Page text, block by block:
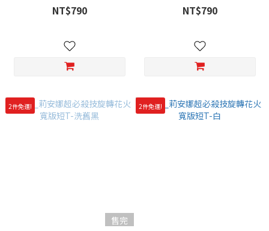
NT$790 NT$790
2件免運!
售完
2件免運!